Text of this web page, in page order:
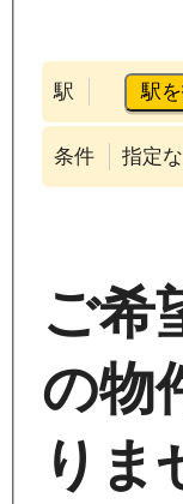
駅 駅
条件 指定
ご希
の物
りま